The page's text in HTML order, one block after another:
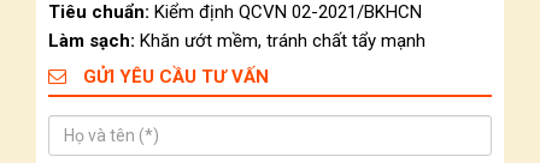
Tiêu chuẩn: Kiểm định QCVN 02-2021/BKHCN
Làm sạch: Khăn ướt mềm, tránh chất tẩy mạnh
GỬI YÊU CẦU TƯ VẤN